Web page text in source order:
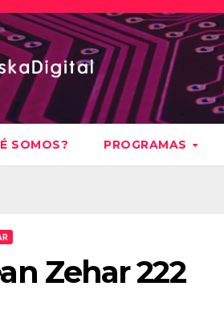
SOMOS? PROGRAMAS
Zehar 222